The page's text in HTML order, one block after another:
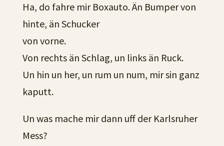
Ha, do fahre mir Boxauto. Än Bumper von
hinte, än Schucker
von vorne.
Von rechts än Schlag, un links än Ruck.
Un hin un her, un rum un num, mir sin ganz
kaputt.
Un was mache mir dann uff der Karlsruher
Mess?